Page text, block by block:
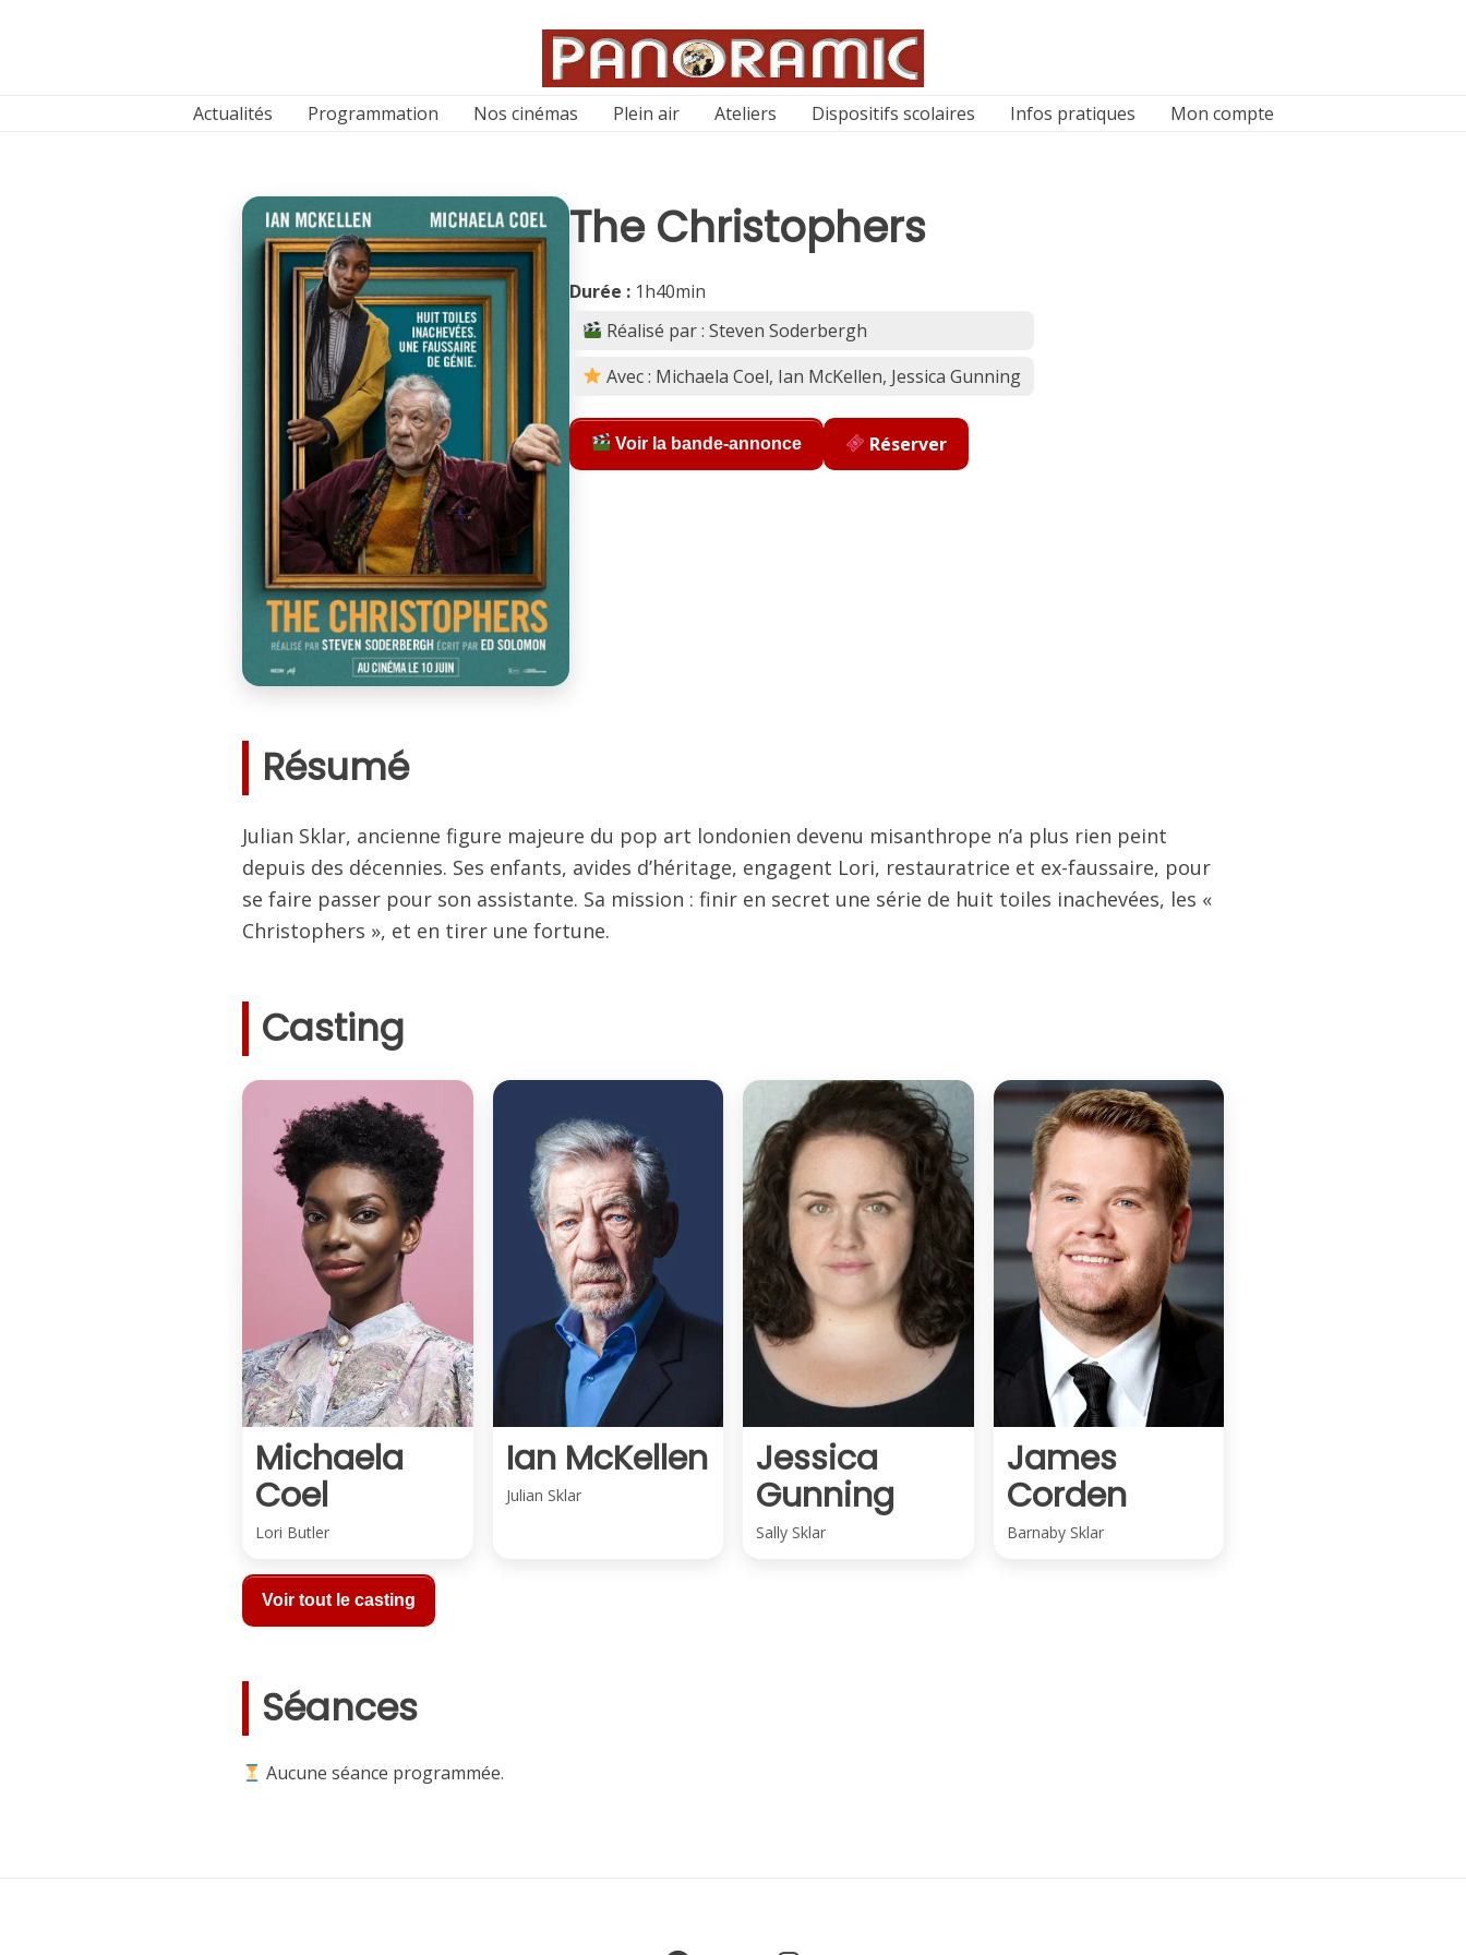
Actualités
Programmation Nos cinémas Plein air Ateliers Dispositifs scolaires Infos pratiques Mon compte
The Christophers
Durée : 1h40min
Réalisé par : Steven Soderbergh
Avec : Michaela Coel, Ian McKellen, Jessica Gunning
Voir la bande-annonce Réserver
Résumé
Julian Sklar, ancienne figure majeure du pop art londonien devenu misanthrope n’a plus rien peint
depuis des décennies. Ses enfants, avides d’héritage, engagent Lori, restauratrice et ex-faussaire, pour
se faire passer pour son assistante. Sa mission : finir en secret une série de huit toiles inachevées, les «
Christophers », et en tirer une fortune.
Casting
Michaela
Coel
Lori Butler
Ian McKellen
Julian Sklar
Jessica
Gunning
Sally Sklar
James
Corden
Barnaby Sklar
Voir tout le casting
Séances
Aucune séance programmée.